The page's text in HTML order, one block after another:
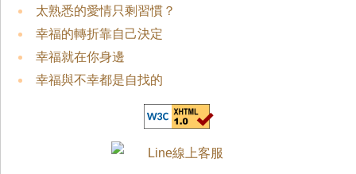
太熟悉的愛情只剩習慣？
幸福的轉折靠自己決定
幸福就在你身邊
幸福與不幸都是自找的